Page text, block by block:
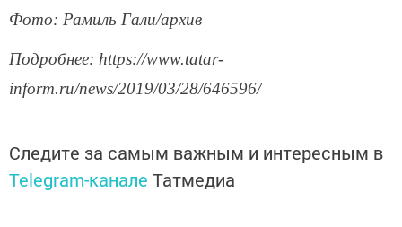
Фото: Рамиль Гали/архив
Подробнее: https://www.tatar-
inform.ru/news/2019/03/28/646596/
Следите за самым важным и интересным в
Telegram-канале Татмедиа